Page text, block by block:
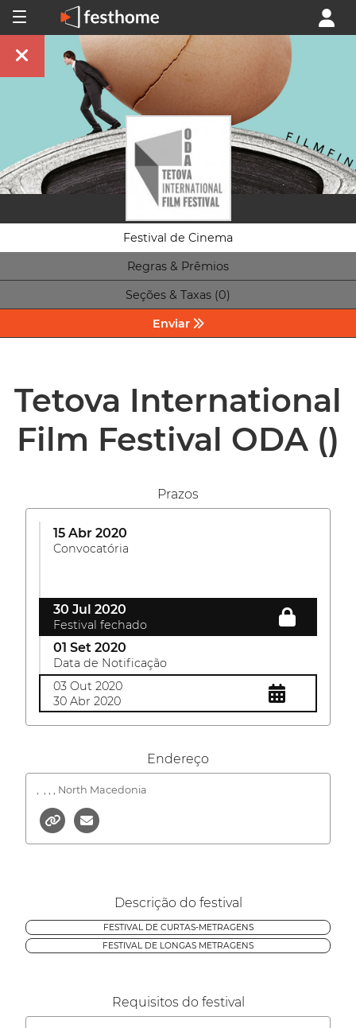
Festival de Cinema
Regras & Prêmios
Seções & Taxas (0)
Enviar
Tetova International
Film Festival ODA ()
Prazos
15 Abr 2020
Convocatória
30 Jul 2020
Festival fechado
01 Set 2020
Data de Notificação
03 Out 2020
30 Abr 2020
Endereço
, , , North Macedonia
Descrição do festival
FESTIVAL DE CURTAS-METRAGENS
FESTIVAL DE LONGAS METRAGENS
Requisitos do festival